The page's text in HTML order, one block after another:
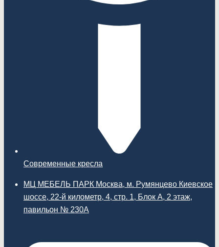
Современные кресла
МЦ МЕБЕЛЬ ПАРК Москва, м. Румянцево Киевское
шоссе, 22-й километр, 4, стр. 1, Блок А, 2 этаж,
павильон № 230А